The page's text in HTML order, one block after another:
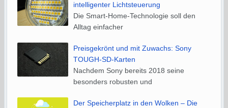
intelligenter Lichtsteuerung
Die Smart-Home-Technologie soll den
Alltag einfacher
Preisgekrönt und mit Zuwachs: Sony
TOUGH-SD-Karten
Nachdem Sony bereits 2018 seine
besonders robusten und
Der Speicherplatz in den Wolken – Die